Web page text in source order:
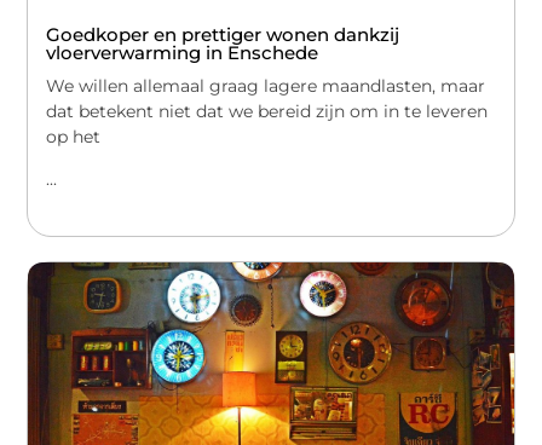
Goedkoper en prettiger wonen dankzij
vloerverwarming in Enschede
We willen allemaal graag lagere maandlasten, maar
dat betekent niet dat we bereid zijn om in te leveren
op het
...